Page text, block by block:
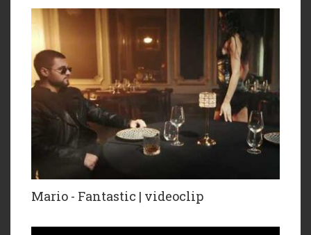
Mario - Fantastic | videoclip